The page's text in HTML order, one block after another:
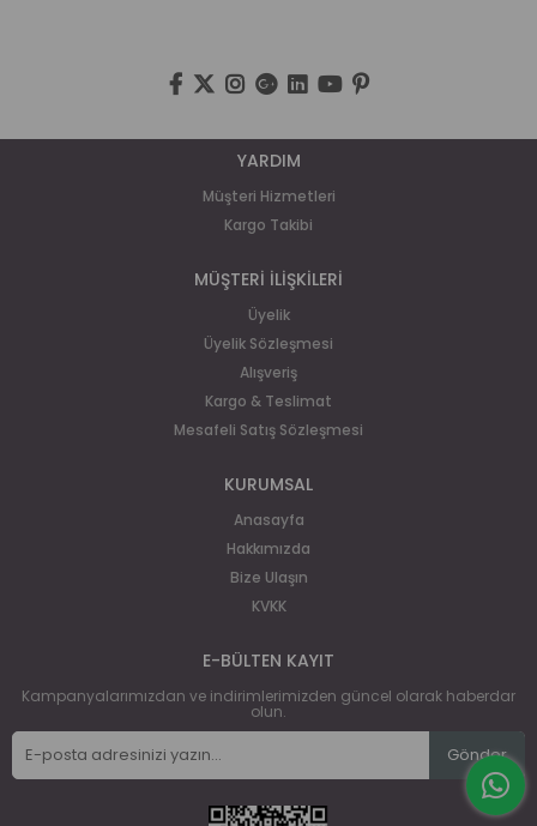
YARDIM
Müşteri Hizmetleri
Kargo Takibi
MÜŞTERİ İLİŞKİLERİ
Üyelik
Üyelik Sözleşmesi
Alışveriş
Kargo & Teslimat
Mesafeli Satış Sözleşmesi
KURUMSAL
Anasayfa
Hakkımızda
Bize Ulaşın
KVKK
E-BÜLTEN KAYIT
Kampanyalarımızdan ve indirimlerimizden güncel olarak haberdar
olun.
Gönder